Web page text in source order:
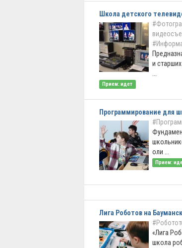
Школа детского
и
Прием: идет
Программирование для
оли ...
Прием:
Лига Роботов на
«Лига
школа